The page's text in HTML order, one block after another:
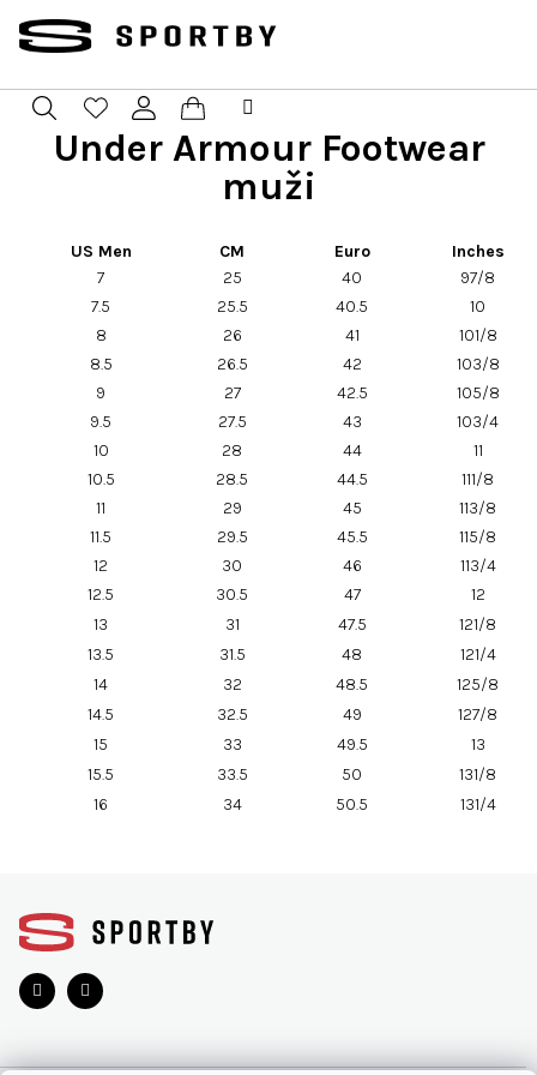
obsah
Hľadať PrihlásenieNákupný
Under Armour Footwear
muži
US Men CM Euro
Inches
7
25 40
97/8
7.5
25.5 40.5
10
8
26 41
101/8
8.5
26.5 42
103/8
9
27 42.5
105/8
9.5
27.5 43
103/4
10
28 44
11
10.5
28.5 44.5
111/8
11
29 45
113/8
11.5
29.5 45.5
115/8
12
30 46
113/4
12.5
30.5 47
12
13
31 47.5
121/8
13.5
31.5 48
121/4
14
32 48.5
125/8
14.5
32.5 49
127/8
15
33 49.5
13
15.5
33.5 50
131/8
16
34 50.5 131/4
e